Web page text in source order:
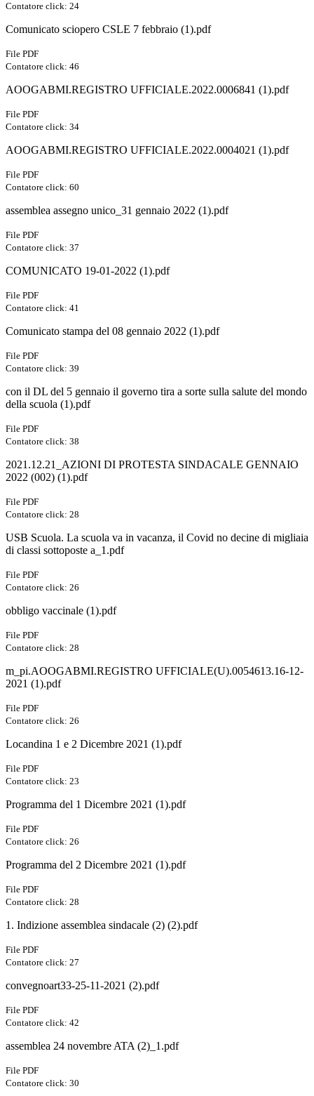
Contatore click: 24
Comunicato sciopero CSLE 7 febbraio (1).pdf
File PDF
Contatore click: 46
AOOGABMI.REGISTRO UFFICIALE.2022.0006841 (1).pdf
File PDF
Contatore click: 34
AOOGABMI.REGISTRO UFFICIALE.2022.0004021 (1).pdf
File PDF
Contatore click: 60
assemblea assegno unico_31 gennaio 2022 (1).pdf
File PDF
Contatore click: 37
COMUNICATO 19-01-2022 (1).pdf
File PDF
Contatore click: 41
Comunicato stampa del 08 gennaio 2022 (1).pdf
File PDF
Contatore click: 39
con il DL del 5 gennaio il governo tira a sorte sulla salute del mondo
della scuola (1).pdf
File PDF
Contatore click: 38
2021.12.21_AZIONI DI PROTESTA SINDACALE GENNAIO
2022 (002) (1).pdf
File PDF
Contatore click: 28
USB Scuola. La scuola va in vacanza, il Covid no decine di migliaia
di classi sottoposte a_1.pdf
File PDF
Contatore click: 26
obbligo vaccinale (1).pdf
File PDF
Contatore click: 28
m_pi.AOOGABMI.REGISTRO UFFICIALE(U).0054613.16-12-
2021 (1).pdf
File PDF
Contatore click: 26
Locandina 1 e 2 Dicembre 2021 (1).pdf
File PDF
Contatore click: 23
Programma del 1 Dicembre 2021 (1).pdf
File PDF
Contatore click: 26
Programma del 2 Dicembre 2021 (1).pdf
File PDF
Contatore click: 28
1. Indizione assemblea sindacale (2) (2).pdf
File PDF
Contatore click: 27
convegnoart33-25-11-2021 (2).pdf
File PDF
Contatore click: 42
assemblea 24 novembre ATA (2)_1.pdf
File PDF
Contatore click: 30